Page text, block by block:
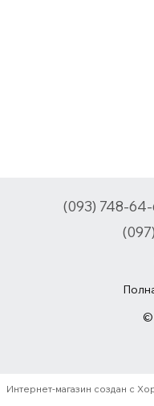
(093) 748-
©
Интернет-магазин создан с